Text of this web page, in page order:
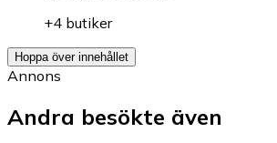
+4 butiker
Hoppa över innehållet
Annons
Andra besökte även